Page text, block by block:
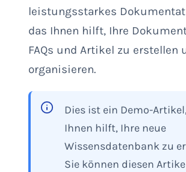
leistungsstarkes
das Ihnen hilft, Ihre
FAQs und Artikel zu erstellen
organisieren.
Dies ist ein Demo-
Ihnen hilft, Ihre neue
Wissensdatenbank zu
Sie können diesen